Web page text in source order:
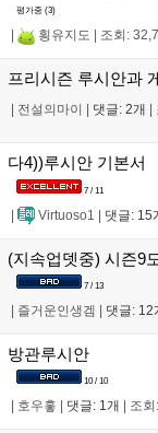
평가중 (3)
횡유지도 조회:
프리시즌 루시안과
전설의마이 댓글: 2개
다4))루시안 기본서
7 / 11
| Virtuoso1 | 댓글: 15
(지속업뎃중) 시즌9
7 / 13
| 즐거운인생겜 | 댓글: 12
방관루시안
10 / 10
호우홓 댓글: 1개 조